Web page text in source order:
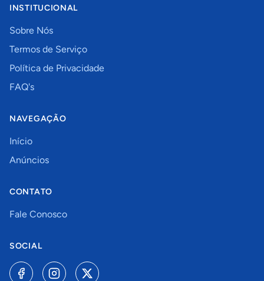
INSTITUCIONAL
Sobre Nós
Termos de Serviço
Política de Privacidade
FAQ's
NAVEGAÇÃO
Início
Anúncios
CONTATO
Fale Conosco
SOCIAL